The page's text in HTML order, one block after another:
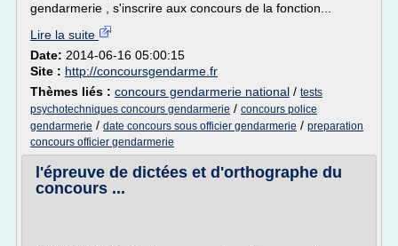
gendarmerie , s'inscrire aux concours de la fonction...
Lire la suite
Date: 2014-06-16 05:00:15
Site : http://concoursgendarme.fr
Thèmes liés : concours gendarmerie national / tests
psychotechniques concours gendarmerie / concours police
gendarmerie / date concours sous officier gendarmerie / preparation
concours officier gendarmerie
l'épreuve de dictées et d'orthographe du
concours ...